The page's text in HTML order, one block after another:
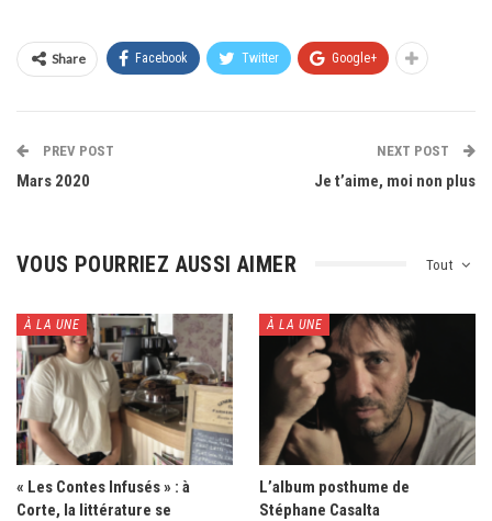
Share Facebook Twitter Google+
PREV POST
Mars 2020
NEXT POST
Je t’aime, moi non plus
Tout
VOUS POURRIEZ AUSSI AIMER
À LA UNE
« Les Contes Infusés » : à
Corte, la littérature se
À LA UNE
L’album posthume de
Stéphane Casalta